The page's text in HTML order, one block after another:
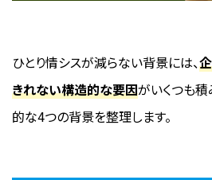
ひとり情シスが減らない背景には、
きれない構造的な要因がいくつも積
的な4つの背景を整理します。